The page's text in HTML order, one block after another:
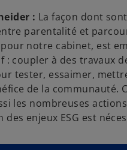
: La façon dont
parentalité et
notre cabinet, est
: coupler à des travaux
tester, essaimer,
de la communauté.
les nombreuses
des enjeux ESG est